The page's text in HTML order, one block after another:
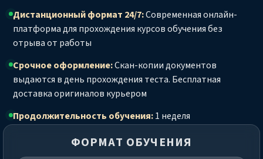
Дистанционный формат 24/7:Современная онлайн-
платформа для прохождения курсов обучения без
отрыва от работы
Срочное оформление:Скан-копии документов
выдаются в день прохождения теста. Бесплатная
доставка оригиналов курьером
Продолжительность обучения:1 неделя
ФОРМАТ ОБУЧЕНИЯ